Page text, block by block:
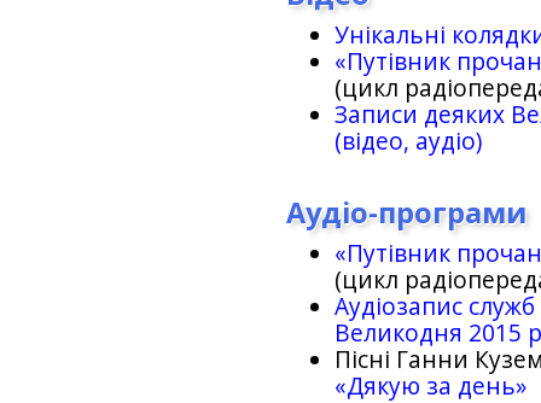
Унікальні
«Путівник
(цикл
Записи деяких
(відео, аудіо)
Аудіо-програми
«Путівник
(цикл
Аудіозапис
Великодня 2015
Пісні Ганни
«Дякую за день»